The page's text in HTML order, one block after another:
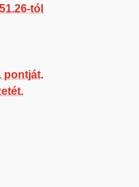
tól
pontját.